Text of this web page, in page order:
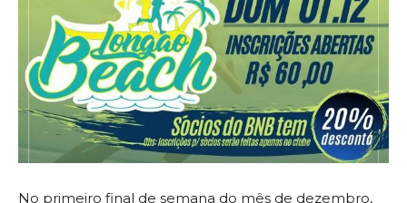
No primeiro final de semana do mês de dezembro,